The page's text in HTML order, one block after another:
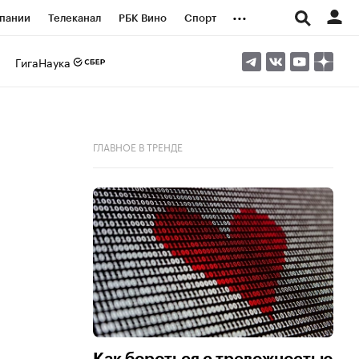
Телеканал РБК Вино Спорт ...
ГигаНаука
ГЛАВНОЕ В ТРЕНДЕ